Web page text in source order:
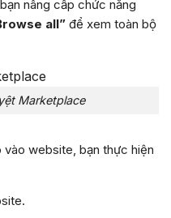
nâng cấp chức năng
all” để xem toàn bộ
Marketplace
website, bạn thực hiện